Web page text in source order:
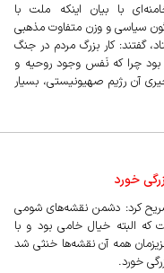
با بیان اینکه ملت با
سیاسی و وزن متفاوت مذهبی
گفتند: کار بزرگ مردم در جنگ
بود چرا که نَفس وجود روحیه و
آن رژیم صهیونیستی، بسیار
خورد
کرد: دشمن نقشه‌های شومی
که البته خیال خامی بود و با
همه آن نقشه‌ها خنثی شد
خورد.